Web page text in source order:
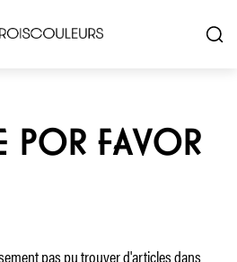
POR FAVOR
pas pu trouver d'articles dans